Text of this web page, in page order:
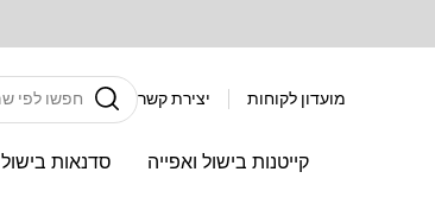
מועדון לקוחות יצירת קשר
קייטנות בישול ואפייה סדנאות בישול